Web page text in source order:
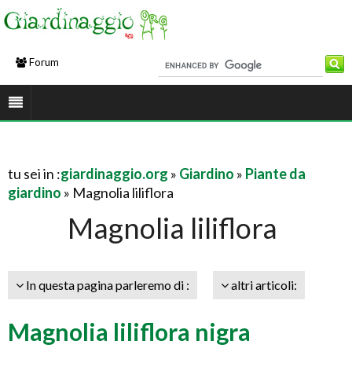
Forum
tu sei in :giardinaggio.org » Giardino » Piante da
giardino » Magnolia liliflora
Magnolia liliflora
In questa pagina parleremo di : altri articoli:
Magnolia liliflora nigra